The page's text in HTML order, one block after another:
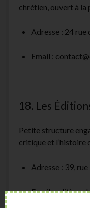
chrétien, ouvert à la
Adresse : 24 rue
Email :
18. Les
Petite structure
critique et l’histoire
Adresse : 39,
Email :